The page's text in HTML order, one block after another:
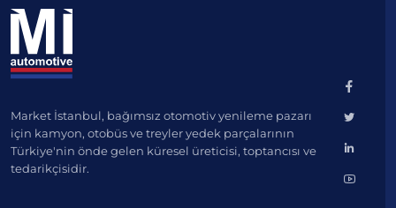
Market İstanbul, bağımsız otomotiv yenileme pazarı
için kamyon, otobüs ve treyler yedek parçalarının
Türkiye'nin önde gelen küresel üreticisi, toptancısı ve
tedarikçisidir.